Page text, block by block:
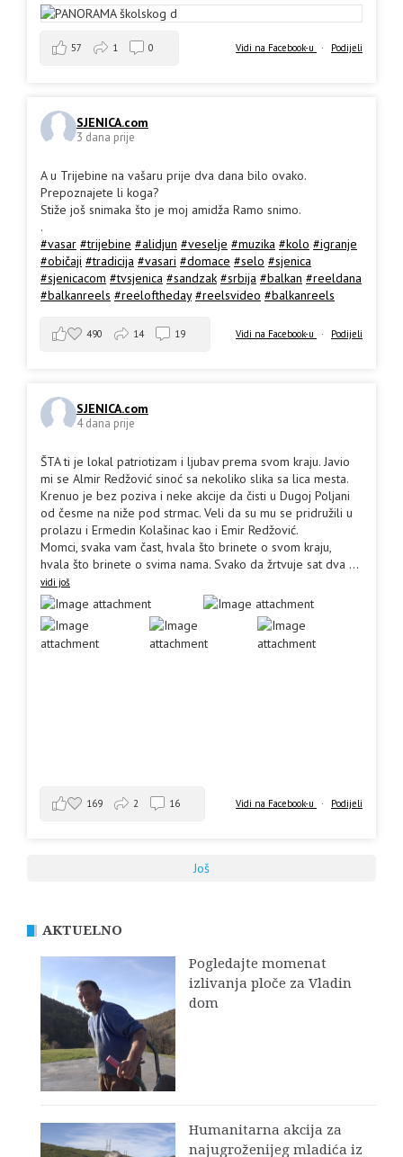
Vidi na Facebook-u · Podijeli
57 1 0
SJENICA.com
3 dana prije
A u Trijebine na vašaru prije dva dana bilo ovako.
Prepoznajete li koga?
Stiže još snimaka što je moj amidža Ramo snimo.
.
#vasar #trijebine #alidjun #veselje #muzika #kolo #igranje
#običaji #tradicija #vasari #domace #selo #sjenica
#sjenicacom #tvsjenica #sandzak #srbija #balkan #reeldana
#balkanreels #reeloftheday #reelsvideo #balkanreels
Vidi na Facebook-u · Podijeli
490 14 19
SJENICA.com
4 dana prije
ŠTA ti je lokal patriotizam i ljubav prema svom kraju. Javio
mi se Almir Redžović sinoć sa nekoliko slika sa lica mesta.
Krenuo je bez poziva i neke akcije da čisti u Dugoj Poljani
od česme na niže pod strmac. Veli da su mu se pridružili u
prolazu i Ermedin Kolašinac kao i Emir Redžović.
Momci, svaka vam čast, hvala što brinete o svom kraju,
hvala što brinete o svima nama. Svako da žrtvuje sat dva ...
vidi još
Vidi na Facebook-u · Podijeli
169 2 16
Još
AKTUELNO
Pogledajte momenat
izlivanja ploče za Vladin
dom
Humanitarna akcija za
najugroženijeg mladića iz